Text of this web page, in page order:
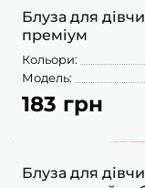
Блуза для
преміум
Кольори:
Модель:
183 грн
Блуза для
КОЛГОТКИ
ШКАРПЕТКИ
КОМБІНЕЗОНИ
КОМПЛЕКТИ
КОСТЮМИ
КОФТИНКИ
КУРТКИ
КОЛГОТКИ
ШКАРПЕТКИ
КОСТЮМИ
КОМПЛЕКТИ
ЛОНГСЛІВИ
БЛУЗИ
КОМПЛЕКТИ
КУРТКИ
БОМБЕРИ
ХУДІ ЛОНГСЛІВИ
ПІЖАМИ
КОМПЛЕКТИ
ФУТБОЛКИ
ШКАРПЕТКИ
СЛІДИ